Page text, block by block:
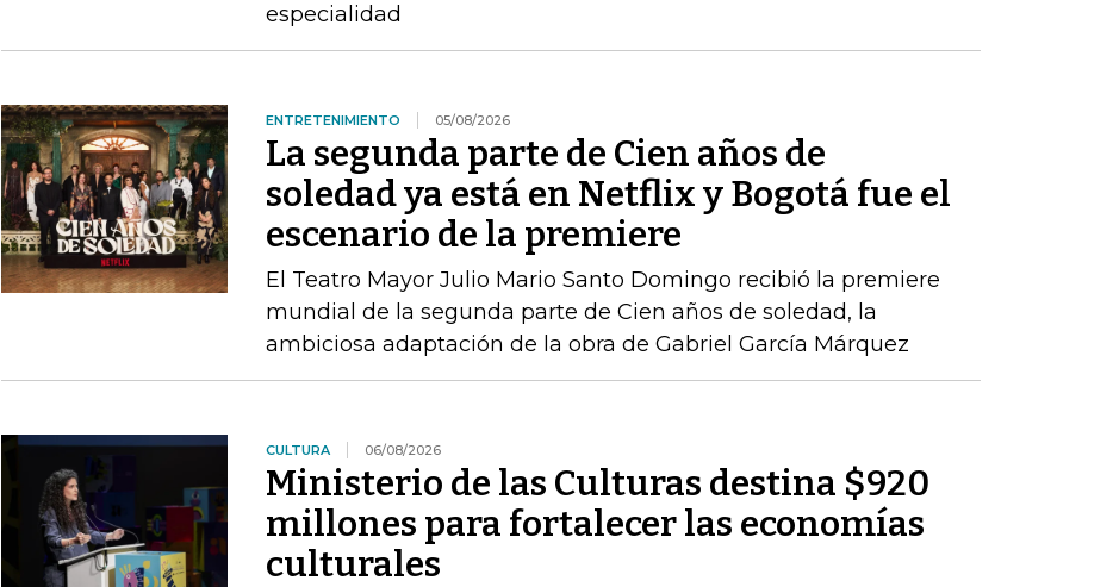
especialidad
ENTRETENIMIENTO 05/08/2026
La segunda parte de Cien años de
soledad ya está en Netflix y Bogotá fue el
escenario de la premiere
El Teatro Mayor Julio Mario Santo Domingo recibió la premiere
mundial de la segunda parte de Cien años de soledad, la
ambiciosa adaptación de la obra de Gabriel García Márquez
CULTURA 06/08/2026
Ministerio de las Culturas destina $920
millones para fortalecer las economías
culturales